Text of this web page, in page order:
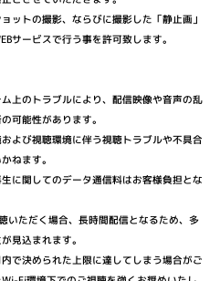
ットの撮影、ならびに撮影した「静止画」
サービスで行う事を許可致します。
上のトラブルにより、配信映像や音声の乱
可能性があります。
よび視聴環境に伴う視聴トラブルや不具合
ねます。
に関してのデータ通信料はお客様負担とな
ただく場合、長時間配信となるため、多
見込まれます。
で決められた上限に達してしまう場合がご